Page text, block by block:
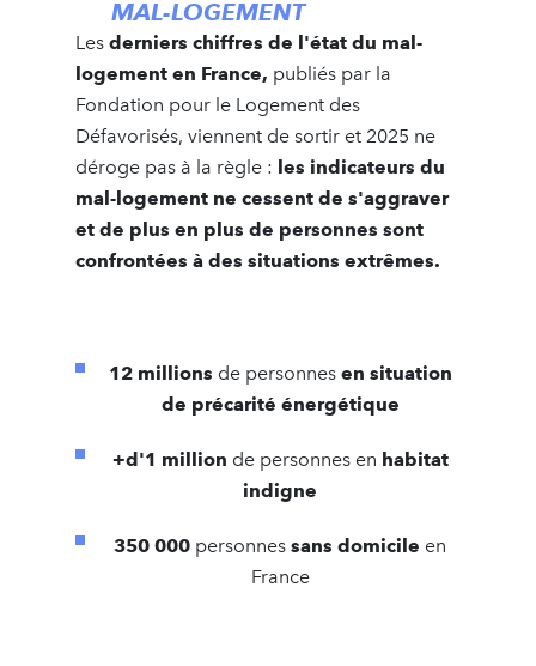
MAL-LOGEMENT
Les derniers chiffres de l'état du mal-
logement en France, publiés par la
Fondation pour le Logement des
Défavorisés, viennent de sortir et 2025 ne
déroge pas à la règle : les indicateurs du
mal-logement ne cessent de s'aggraver
et de plus en plus de personnes sont
confrontées à des situations extrêmes.
12 millions de personnes en situation
de précarité énergétique
+d'1 million de personnes en habitat
indigne
350 000 personnes sans domicile en
France